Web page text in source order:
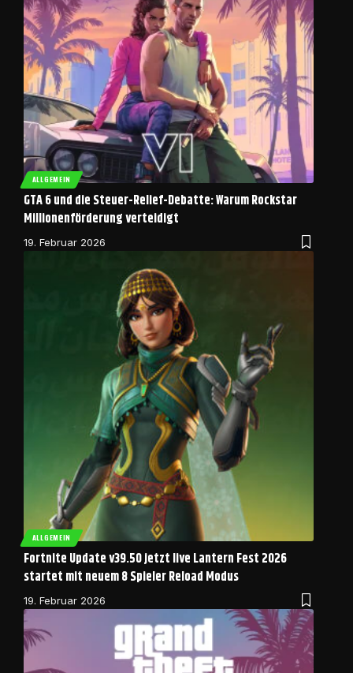
ALLGEMEIN
GTA 6 und die Steuer-Relief-Debatte: Warum Rockstar
Millionenförderung verteidigt
19. Februar 2026
ALLGEMEIN
Fortnite Update v39.50 jetzt live Lantern Fest 2026
startet mit neuem 8 Spieler Reload Modus
19. Februar 2026